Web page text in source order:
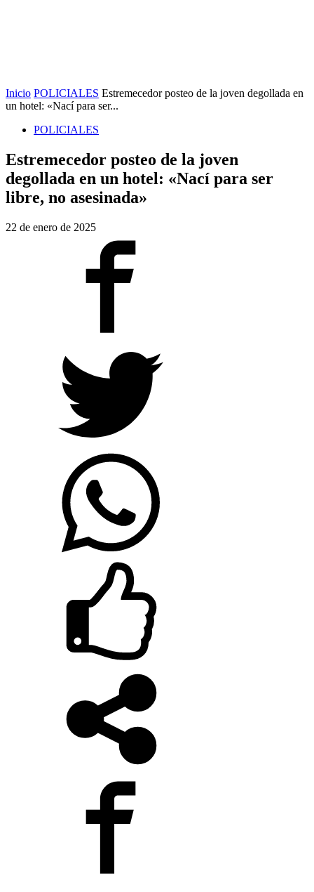
Inicio POLICIALES Estremecedor posteo de la joven degollada en
un hotel: «Nací para ser...
POLICIALES
Estremecedor posteo de la joven
degollada en un hotel: «Nací para ser
libre, no asesinada»
22 de enero de 2025